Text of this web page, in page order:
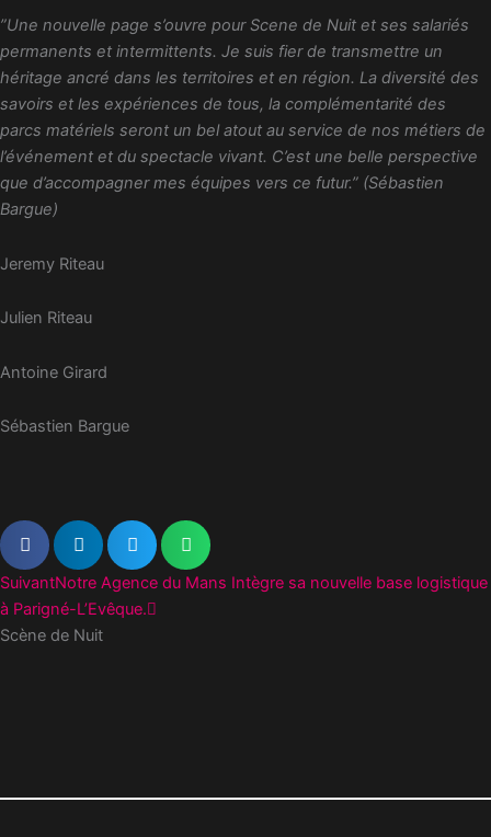
”Une nouvelle page s’ouvre pour Scene de Nuit et ses salariés
permanents et intermittents. Je suis fier de transmettre un
héritage ancré dans les territoires et en région. La diversité des
savoirs et les expériences de tous, la complémentarité des
parcs matériels seront un bel atout au service de nos métiers de
l’événement et du spectacle vivant. C’est une belle perspective
que d’accompagner mes équipes vers ce futur.” (Sébastien
Bargue)
Jeremy Riteau
Julien Riteau
Antoine Girard
Sébastien Bargue
SuivantNotre Agence du Mans Intègre sa nouvelle base logistique
à Parigné-L’Evêque.
Suivant
Scène de Nuit